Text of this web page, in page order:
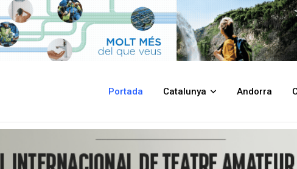
Portada Catalunya Andorra
de les Dones (8 de març de 2026)